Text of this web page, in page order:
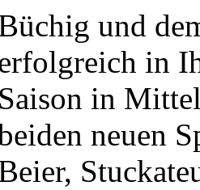
und
in
Saison in
neuen